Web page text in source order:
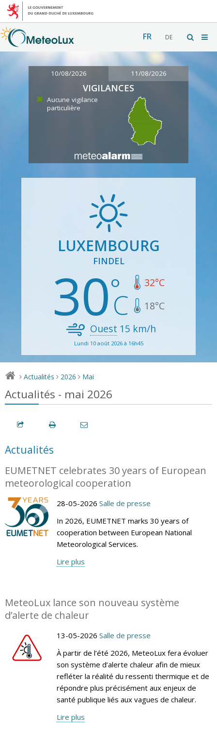
FR DE
10/08/2026 11/08/2026
VIGILANCES
Aucune vigilance
particulière
LUXEMBOURG
FINDEL
30 32°C
18°C
Ouest 15 km/h
Lundi 10 août 2026 à 16h45
> Actualités > 2026 > Mai
Actualités - mai 2026
Actualités
EUMETNET celebrates 30 years of European
meteorological cooperation
28-05-2026 Salle de presse
In 2026, EUMETNET marks 30 years of
cooperation between European National
Meteorological Services.
Lire plus
MeteoLux lance son nouveau système
d’alerte de chaleur
13-05-2026 Salle de presse
À partir de l’été 2026, MeteoLux fera évoluer
son système d’alerte chaleur afin de mieux
refléter la réalité du ressenti thermique et de
répondre plus précisément aux enjeux de
santé publique liés aux vagues de chaleur.
Lire plus